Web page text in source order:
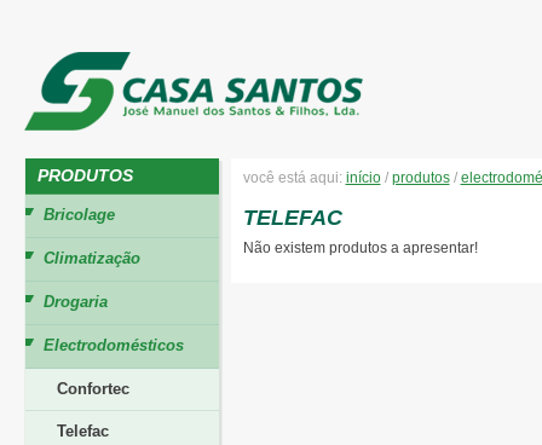
PRODUTOS
Bricolage
Climatização
Drogaria
Electrodomésticos
Confortec
Telefac
você está aqui: início/ produtos/
TELEFAC
Não existem produtos a apresentar!